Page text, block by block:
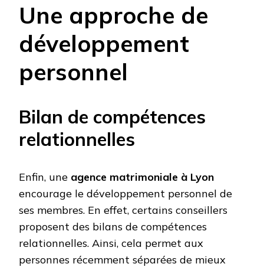
Une approche de
développement
personnel
Bilan de compétences
relationnelles
Enfin, une agence matrimoniale à Lyon
encourage le développement personnel de
ses membres. En effet, certains conseillers
proposent des bilans de compétences
relationnelles. Ainsi, cela permet aux
personnes récemment séparées de mieux